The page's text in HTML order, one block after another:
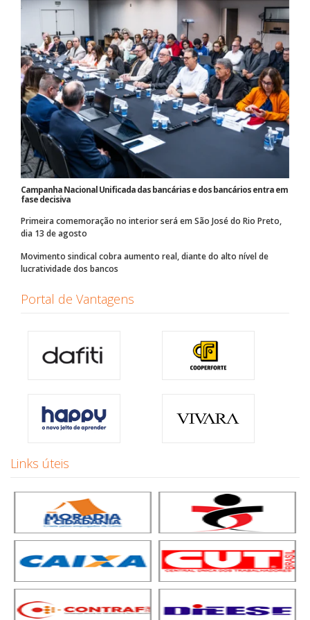
Campanha Nacional Unificada das bancárias e dos bancários entra em
fase decisiva
Primeira comemoração no interior será em São José do Rio Preto,
dia 13 de agosto
Movimento sindical cobra aumento real, diante do alto nível de
lucratividade dos bancos
Portal de Vantagens
Links úteis